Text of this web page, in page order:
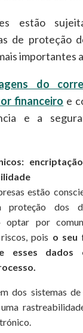
estão
de proteção
importantes
do
financeiro e
e a
estão
proteção dos
optar por
pois o seu
esses dados
dos sistemas
uma